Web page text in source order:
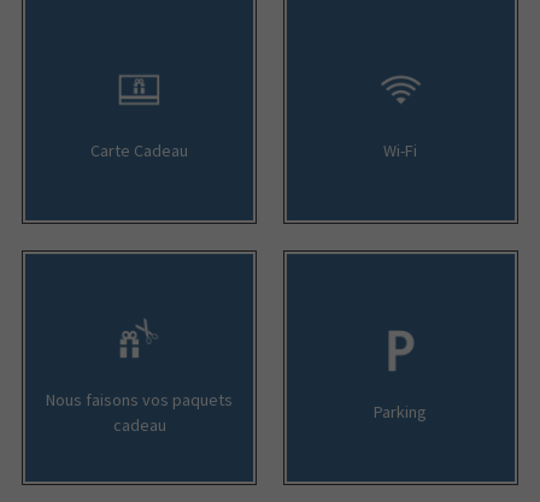
Carte Cadeau Wi-Fi
Nous faisons vos paquets
cadeau
Parking